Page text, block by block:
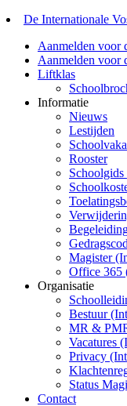
De Internationale
Aanmelden voor
Aanmelden voor
Liftklas
Informatie
Nieuws
Lestijden
Rooster
Magister
Office 365
Organisatie
Bestuur
MR &
Vacatures
Privacy
Status
Contact